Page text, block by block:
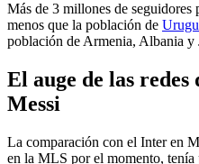
Más de 3 millones de
menos que la población de
población de Armenia, Albania y
El auge de las
Messi
La comparación con el Inter en
en la MLS por el momento,